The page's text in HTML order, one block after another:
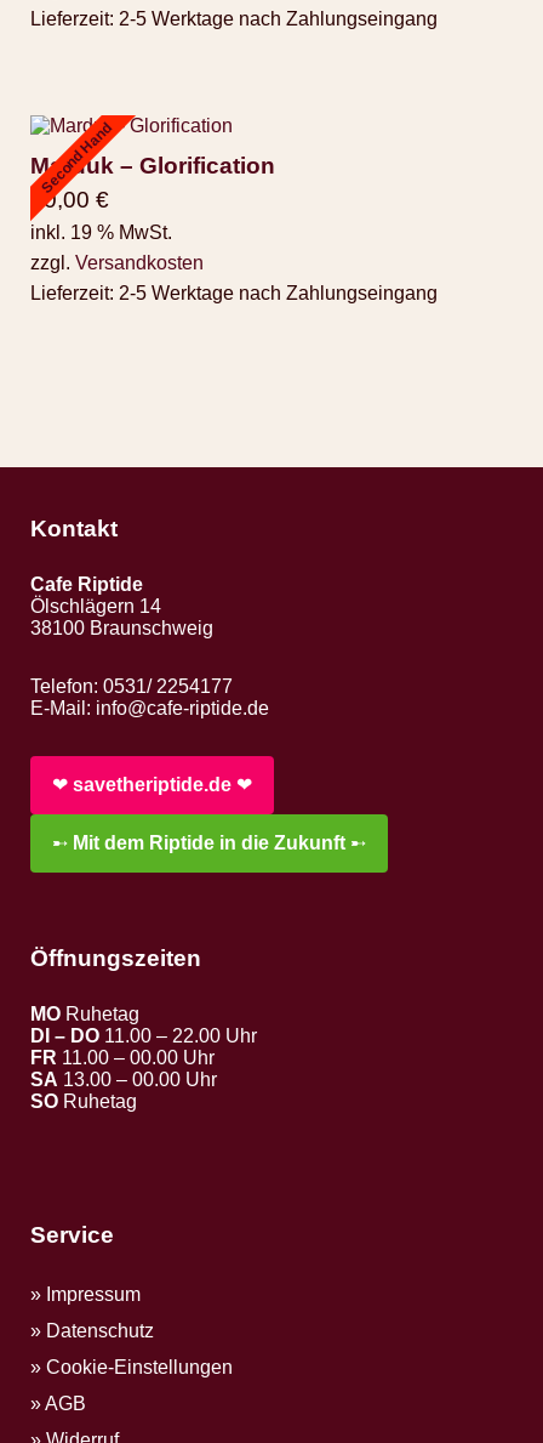
Lieferzeit: 2-5 Werktage nach Zahlungseingang
Second Hand
Marduk – Glorification
50,00 €
inkl. 19 % MwSt.
zzgl. Versandkosten
Lieferzeit: 2-5 Werktage nach Zahlungseingang
Kontakt
Cafe Riptide
Ölschlägern 14
38100 Braunschweig
Telefon: 0531/ 2254177
E-Mail: info@cafe-riptide.de
❤︎ savetheriptide.de ❤︎
➸ Mit dem Riptide in die Zukunft ➸
Öffnungszeiten
MO Ruhetag
DI – DO 11.00 – 22.00 Uhr
FR 11.00 – 00.00 Uhr
SA 13.00 – 00.00 Uhr
SO Ruhetag
Service
Impressum
Datenschutz
Cookie-Einstellungen
AGB